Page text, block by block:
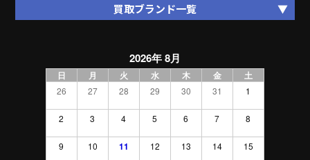
買取ブランド一覧
2026年 8月
日 月 火 水 木 金 土
26 27 28 29 30 31 1
2 3 4 5 6 7 8
9 10 11 12 13 14 15